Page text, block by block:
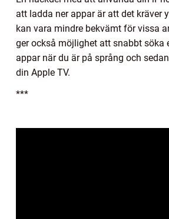
att ladda ner appar är att det kräver
kan vara mindre bekvämt för vissa
ger också möjlighet att snabbt söka
appar när du är på språng och
din Apple TV.
***